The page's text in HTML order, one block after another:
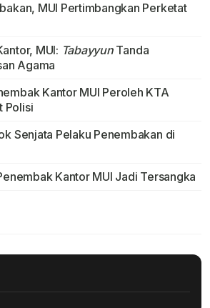
MUI Pertimbangkan Perketat
MUI: TabayyunTanda
Agama
Kantor MUI Peroleh KTA
Polisi
Senjata Pelaku Penembakan di
Kantor MUI Jadi Tersangka